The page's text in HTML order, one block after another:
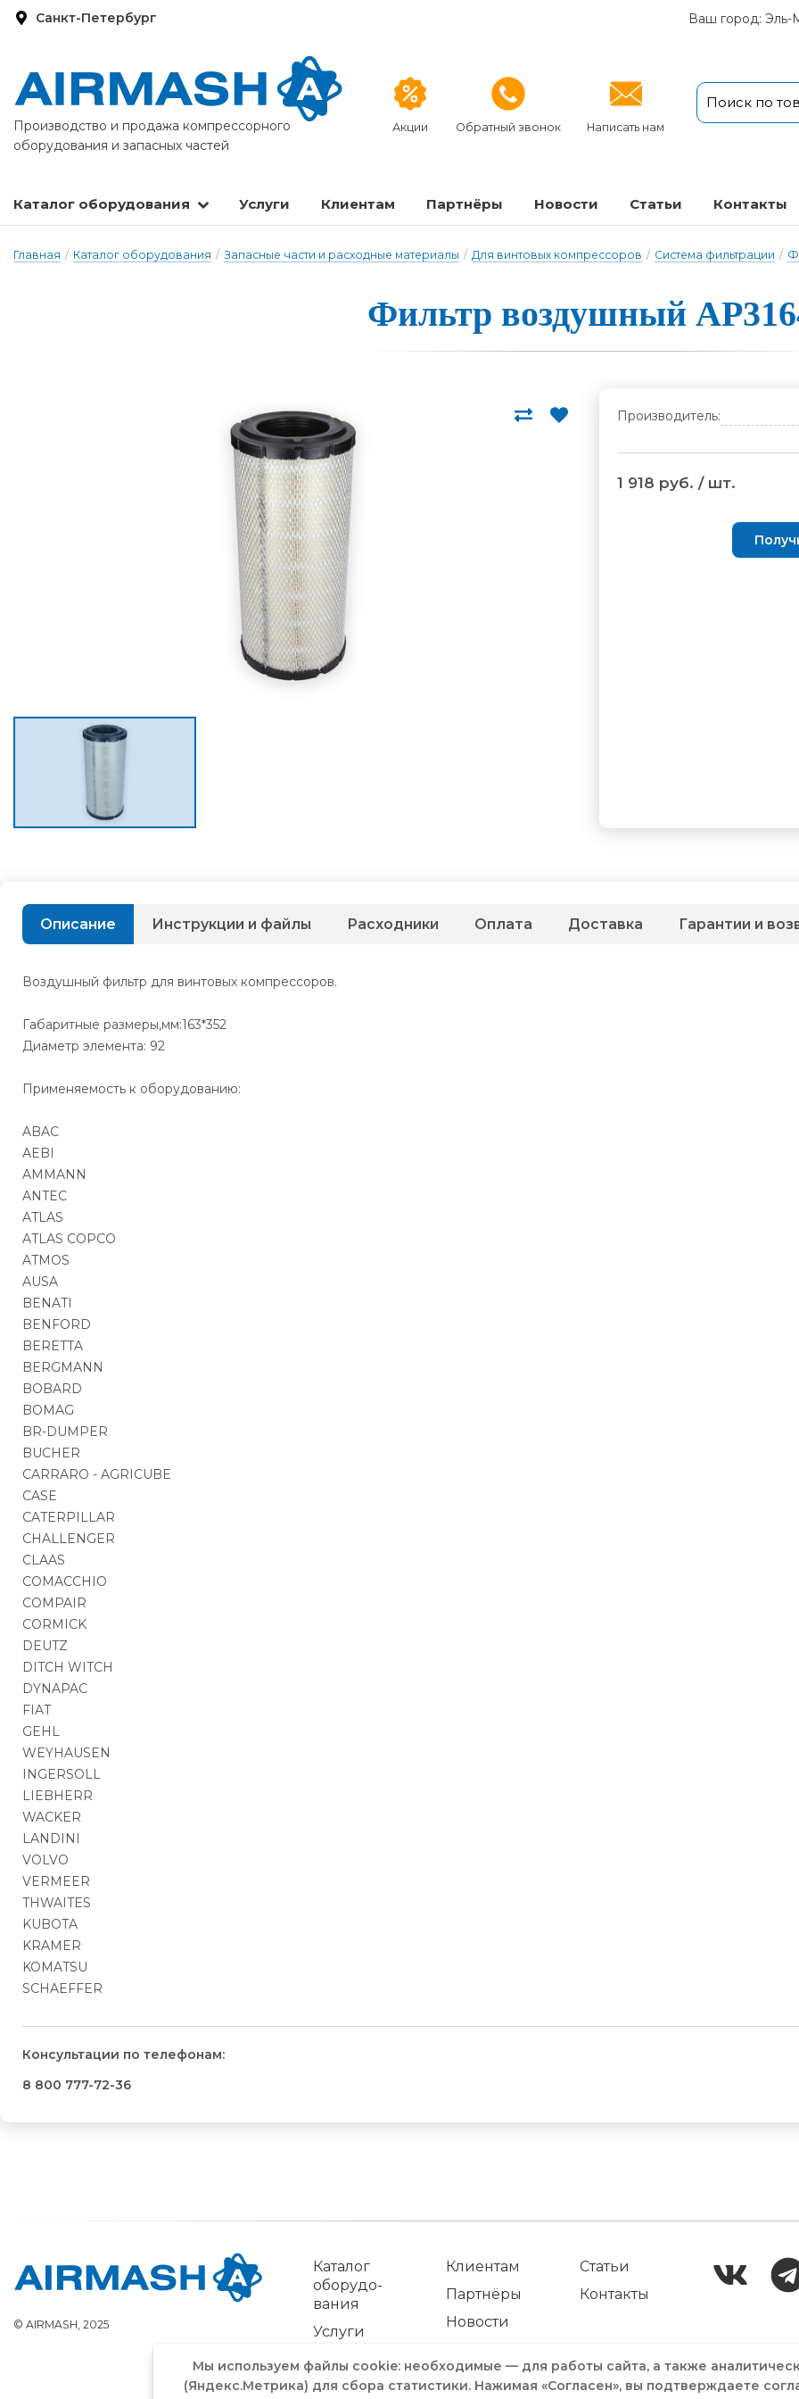
Санкт-Петербург Ваш город: Эль-
Производство и продажа компрессорного
оборудования и запасных частей
Акции Обратный звонок Написать нам
Каталог оборудования Услуги Клиентам Партнёры Новости Статьи Кон­так­ты
Главная / Каталог оборудования / Запасные части и расходные материалы / Для винтовых компрессоров / Система фильтрации /
Фильтр воздушный
Производитель:
1 918 руб. / шт.
Описание
Воздушный фильтр для винтовых компрессоров.
Габаритные размеры,мм:163*352
Диаметр элемента: 92
Применяемость к оборудованию:
ABAC
AEBI
AMMANN
ANTEC
ATLAS
ATLAS COPCO
ATMOS
AUSA
BENATI
BENFORD
BERETTA
BERGMANN
BOBARD
BOMAG
BR-DUMPER
BUCHER
CARRARO - AGRICUBE
CASE
CATERPILLAR
CHALLENGER
CLAAS
COMACCHIO
COMPAIR
CORMICK
DEUTZ
DITCH WITCH
DYNAPAC
FIAT
GEHL
WEYHAUSEN
INGERSOLL
LIEBHERR
WACKER
LANDINI
VOLVO
VERMEER
THWAITES
KUBOTA
KRAMER
KOMATSU
SCHAEFFER
Инструкции и файлы Расходники Оплата Доставка Гарантии и
Консультации по телефонам:
8 800 777-72-36
© AIRMASH, 2025
Каталог
обо­рудо­
вания
Услуги
Клиентам
Партнёры
Новости
Статьи
Контакты
Мы используем файлы cookie: необходимые — для работы сайта, а также
(Яндекс.Метрика) для сбора статистики. Нажимая «Согласен», вы подтверждаете